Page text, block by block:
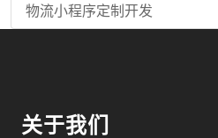
物流小程序定制开发
关于我们